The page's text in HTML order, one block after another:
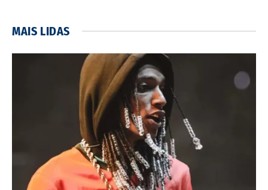
MAIS LIDAS